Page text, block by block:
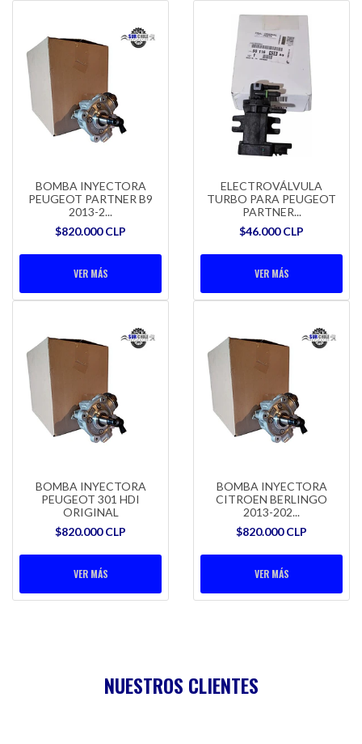
BOMBA INYECTORA
PEUGEOT PARTNER B9
2013-2...
$820.000 CLP
VER MÁS
ELECTROVÁLVULA
TURBO PARA PEUGEOT
PARTNER...
$46.000 CLP
VER MÁS
BOMBA INYECTORA
PEUGEOT 301 HDI
ORIGINAL
$820.000 CLP
VER MÁS
BOMBA INYECTORA
CITROEN BERLINGO
2013-202...
$820.000 CLP
VER MÁS
NUESTROS CLIENTES